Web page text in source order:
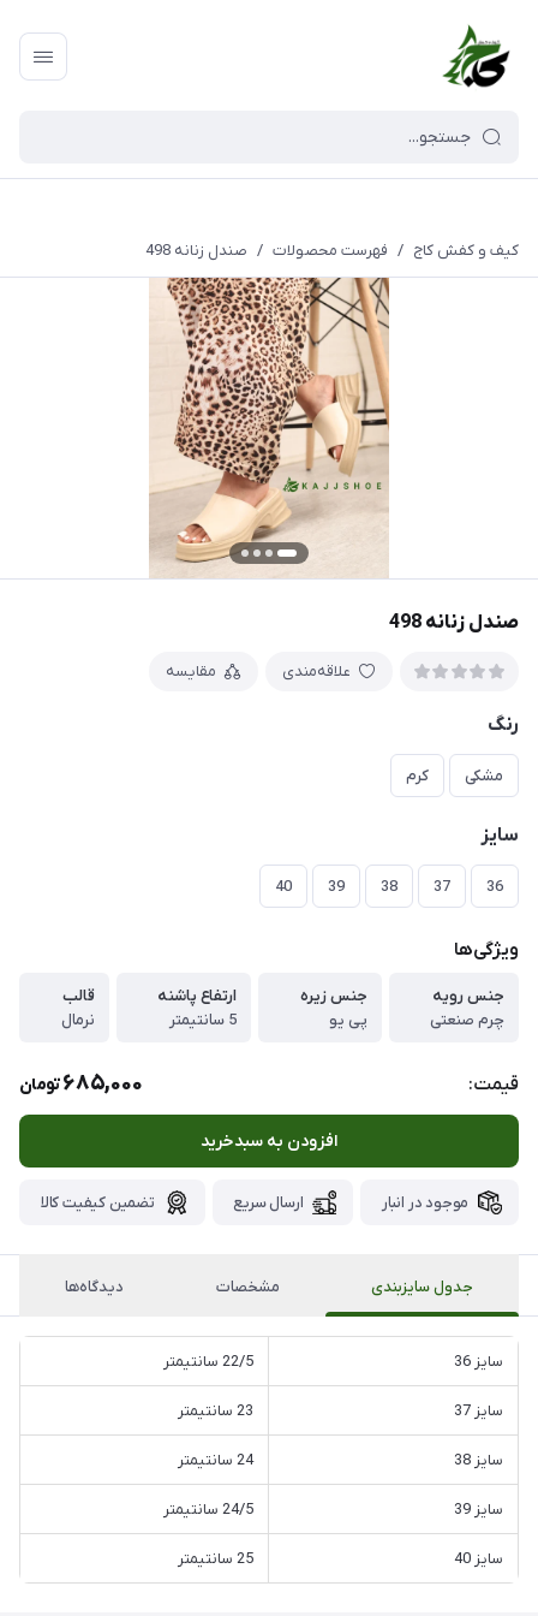
کیف و کفش کاج / فهرست محصولات / صندل زنانه 498
صندل زنانه 498
علاقه‌مندی مقایسه
رنگ
مشکی کرم
سایز
36
37
38
39
40
ویژگی‌ها
جنس رویه
چرم صنعتی
جنس زیره
پی یو
ارتفاع پاشنه
5 سانتیمتر
قالب
نرمال
قیمت: 685,000تومان
افزودن به سبدخرید
موجود در انبار ارسال سریع تضمین کیفیت کالا
جدول سایزبندی مشخصات دیدگاه‌ها
سایز 36 22/5 سانتیمتر
سایز 37 23 سانتیمتر
سایز 38 24 سانتیمتر
سایز 39 24/5 سانتیمتر
سایز 40 25 سانتیمتر